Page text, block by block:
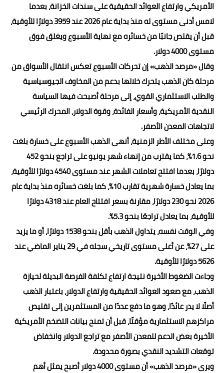
الأمريكي وارتفاع العوائد الحقيقية على سندات الخزانة، بعدما
لامس أدنى مستوى له منذ بداية عام 2026 عند 3959 دولارًا للأوقية،
قبل أن يقلص جانبًا من خسائره مع نهاية الأسبوع ويغلق فوق
مستوى 4000 دولار.
وقال «مرصد الذهب» إن تحركات الأسبوع تعكس انتقال الأسواق من
مرحلة كان الذهب يتحرك خلالها بدعم من المخاوف الجيوسياسية
والطلب الاستثماري القوي، إلى مرحلة أصبحت فيها السياسة
النقدية الأمريكية، وأسعار الفائدة، وقوة الدولار، المحرك الرئيسي
لاتجاهات المعدن الأصفر.
وعلى مختلف الأطر الزمنية، أنهى الذهب الأسبوع على خسارة بلغت
نحو 1.6%، كما يقترب من إنهاء شهر يونيو على تراجع بنحو 452
دولارًا، بعدما افتتح تعاملات الشهر عند مستوى 4540 دولارًا للأوقية،
بما يعادل خسارة شهرية تقارب 10%، كما بلغت خسائره منذ بداية عام
2026 نحو 230 دولارًا، مقارنة بسعر افتتاح العام عند 4318 دولارًا
للأوقية، بما يعادل تراجعًا بنحو 5.3%.
وفي الوقت نفسه، يتداول الذهب بأقل بنحو 1538 دولارًا، أو ما يزيد
على 27%، عن أعلى مستوى تاريخي سجله في 29 يناير الماضي عند
5626 دولارًا للأوقية.
وجاءت الضغوط الأخيرة نتيجة ارتفاع تكلفة الفرصة البديلة لحيازة
الذهب، مع صعود العوائد الحقيقية وارتفاع الدولار، باعتبار الذهب
أصلًا لا يدر عائدًا، وهو ما دفع عددًا من المستثمرين إلى تقليص
مراكزهم الاستثمارية مؤقتًا، قبل أن تمنح بيانات التضخم الأمريكية
الأخيرة بعض الدعم للمعدن الأصفر مع تراجع الدولار وانخفاض
توقعات التشديد النقدي بصورة محدودة.
ويرى «مرصد الذهب» أن مستوى 4000 دولار أصبح يمثل أهم